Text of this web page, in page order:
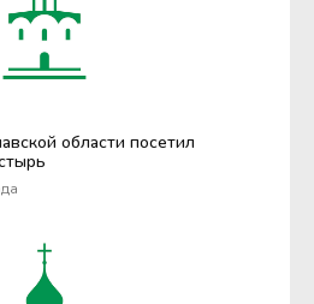
области посетил